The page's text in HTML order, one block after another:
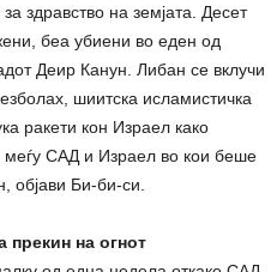
здравство на земјата. Десет
беа убиени во еден од
Деир Канун. Либан се вклучи
шиитска исламистичка
ракети кон Израел како
меѓу САД и Израел во кои беше
објави Би-би-си.
прекин на огнот